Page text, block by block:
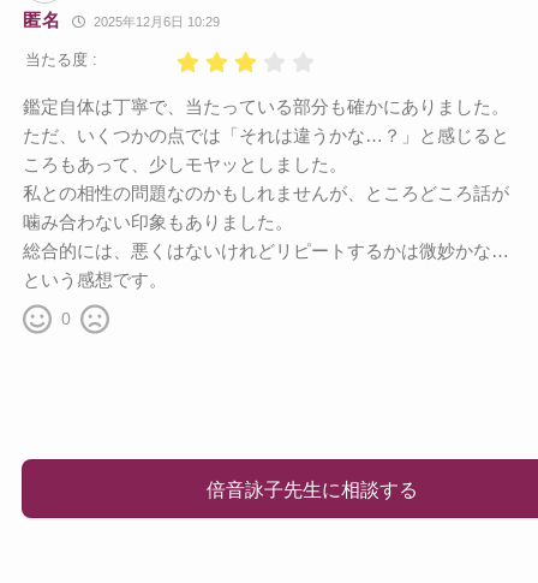
匿名 2025年12月6日 10:29
当たる度 :
鑑定自体は丁寧で、当たっている部分も確かにありました。
ただ、いくつかの点では「それは違うかな…？」と感じると
ころもあって、少しモヤッとしました。
私との相性の問題なのかもしれませんが、ところどころ話が
噛み合わない印象もありました。
総合的には、悪くはないけれどリピートするかは微妙かな…
という感想です。
0
倍音詠子先生に相談する